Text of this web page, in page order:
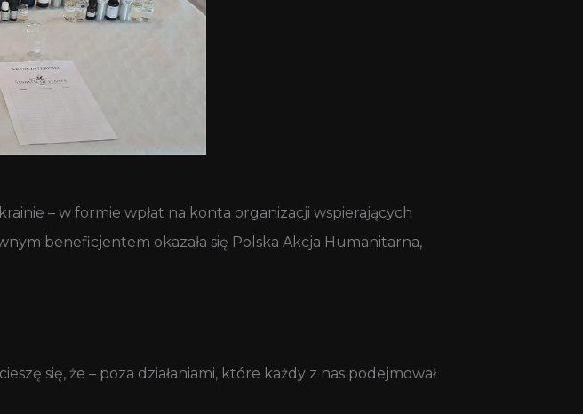
– w formie wpłat na konta organizacji wspierających
beneficjentem okazała się Polska Akcja Humanitarna,
się, że – poza działaniami, które każdy z nas podejmował